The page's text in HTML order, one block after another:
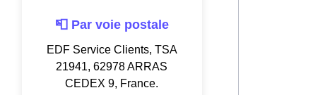
📮 Par voie postale
EDF Service Clients, TSA
21941, 62978 ARRAS
CEDEX 9, France.